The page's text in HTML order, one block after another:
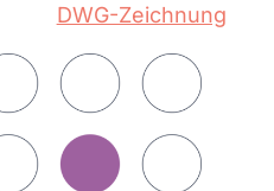
DWG-Zeichnung